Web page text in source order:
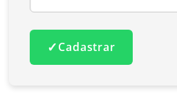
✓Cadastrar